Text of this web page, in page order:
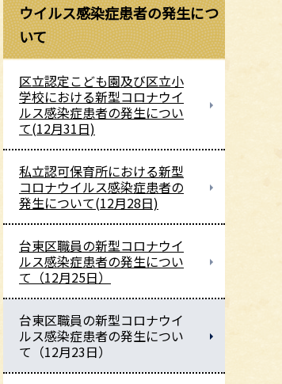
ウイルス感染症患者の発生につ
いて
区立認定こども園及び区立小
学校における新型コロナウイ
ルス感染症患者の発生につい
て(12月31日)
私立認可保育所における新型
コロナウイルス感染症患者の
発生について(12月28日)
台東区職員の新型コロナウイ
ルス感染症患者の発生につい
て（12月25日）
台東区職員の新型コロナウイ
ルス感染症患者の発生につい
て（12月23日）